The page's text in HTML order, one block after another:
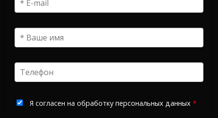
Я согласен на обработку персональных данных *